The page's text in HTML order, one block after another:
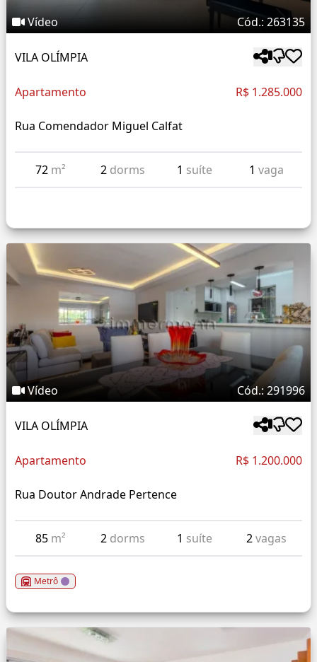
Vídeo Cód.: 263135
VILA OLÍMPIA
Apartamento R$ 1.285.000
Rua Comendador Miguel Calfat
72 m² 2 dorms 1 suíte 1 vaga
Vídeo Cód.: 291996
VILA OLÍMPIA
Apartamento R$ 1.200.000
Rua Doutor Andrade Pertence
85 m² 2 dorms 1 suíte 2vagas
Metrô